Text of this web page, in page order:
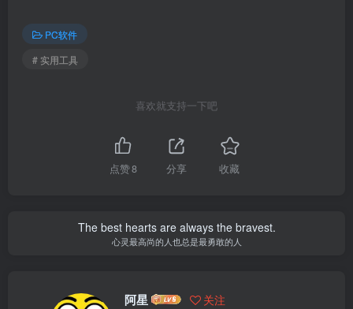
PC软件
# 实用工具
喜欢就支持一下吧
点赞8 分享 收藏
The best hearts are always the bravest.
心灵最高尚的人也总是最勇敢的人
阿星 关注